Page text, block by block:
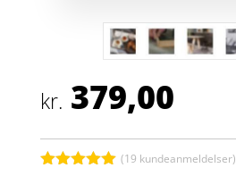
kr. 379,00
(19 kundeanmeldelser)